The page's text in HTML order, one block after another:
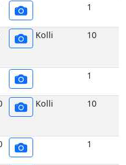
1
Kolli 10
1
Kolli 10
1